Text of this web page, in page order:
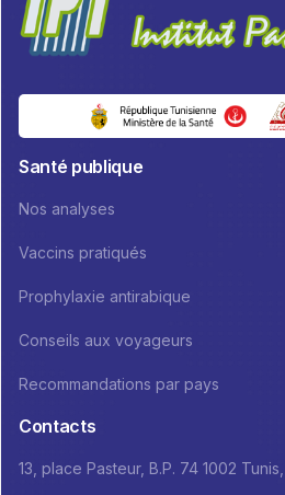
Santé publique
Nos analyses
Vaccins pratiqués
Prophylaxie antirabique
Conseils aux voyageurs
Recommandations par pays
Contacts
13, place Pasteur, B.P. 74 1002